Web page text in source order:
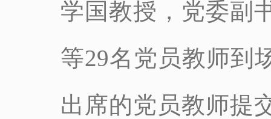
学国教授，党委副
等29名党员教师到
出席的党员教师提